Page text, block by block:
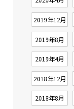
2019年12月
2019年8月
2019年4月
2018年12月
2018年8月